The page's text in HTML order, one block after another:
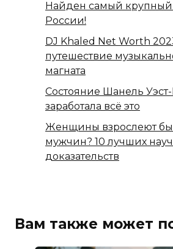
Найден самый крупный
России!
DJ Khaled Net Worth
путешествие
магната
Состояние Шанель Уэст-
заработала всё это
Женщины взрослеют
мужчин? 10 лучших
доказательств
Вам также может